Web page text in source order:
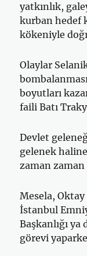
yatkınlık,
kurban hedef
kökeniyle
Olaylar
boyutları
faili Batı
Devlet
gelenek
zaman
Mesela,
İstanbul
Başkanlığı
görevi